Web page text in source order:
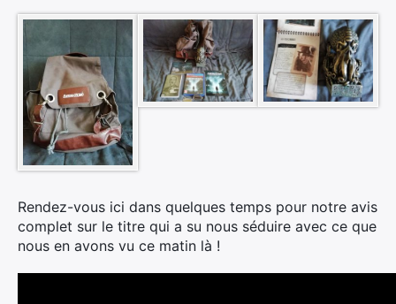
Rendez-vous ici dans quelques temps pour notre avis
complet sur le titre qui a su nous séduire avec ce que
nous en avons vu ce matin là !
Rechercher
: